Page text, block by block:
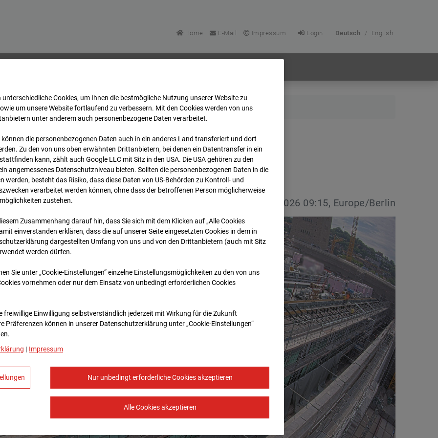
Home E-Mail Impressum Login Deutsch / English
-Cam5 Archiv 2026 07 08 09:15
-Cam5
08.07.2026 09:15, Europe/Berlin
unterschiedliche Cookies, um Ihnen die best­mögliche Nutzung unserer Website zu
um unsere Website fortlaufend zu verbessern. Mit den Cookies werden von uns
unter anderem auch personenbezogene Daten verarbeitet.
können die personenbezogenen Daten auch in ein anderes Land transferiert und dort
Zu den von uns oben erwähnten Drittanbietern, bei denen ein Datentransfer in ein
kann, zählt auch Google LLC mit Sitz in den USA. Die USA gehören zu den
angemessenes Datenschutzniveau bieten. Sollten die personenbezogenen Daten in die
werden, besteht das Risiko, dass diese Daten von US-Behörden zu Kontroll- und
verarbeitet werden können, ohne dass der betroffenen Person möglicherweise
zustehen.
Zusammenhang darauf hin, dass Sie sich mit dem Klicken auf „Alle Cookies
ein­ver­standen erklären, dass die auf unserer Seite eingesetzten Cookies in dem in
dargestellten Umfang von uns und von den Drittanbietern (auch mit Sitz
werden dürfen.
Sie unter „Cookie-Einstellungen“ einzelne Einstellungsmöglichkeiten zu den von uns
vornehmen oder nur dem Einsatz von unbedingt erforderlichen Cookies
freiwillige Einwilligung selbstverständlich jederzeit mit Wirkung für die Zukunft
Prä­fe­renzen können in unserer Datenschutzerklärung unter „Cookie-Einstellungen“
| Impressum
Nur unbedingt erforderliche Cookies akzeptieren
Alle Cookies akzeptieren